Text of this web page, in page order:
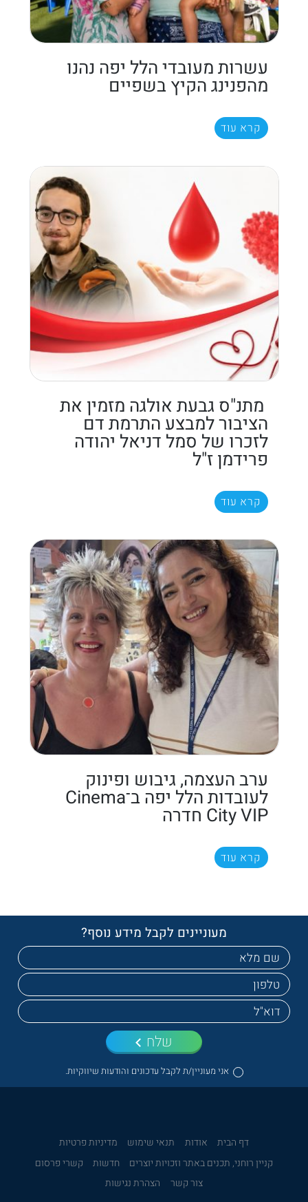
עשרות מעובדי הלל יפה נהנו
מהפנינג הקיץ בשפיים
קרא עוד
מתנ"ס גבעת אולגה מזמין את
הציבור למבצע התרמת דם
לזכרו של סמל דניאל יהודה
פרידמן ז"ל
קרא עוד
ערב העצמה, גיבוש ופינוק
לעובדות הלל יפה ב־Cinema
City VIP חדרה
קרא עוד
מעוניינים לקבל מידע נוסף?
אני מעוניין/ת לקבל עדכונים והודעות שיווקיות.
שלח
דף הבית אודות תנאי שימוש
מדיניות פרטיות
קניין רוחני, תכנים באתר וזכויות יוצרים
חדשות
קשרי פרסום
צור קשר
הצהרת נגישות